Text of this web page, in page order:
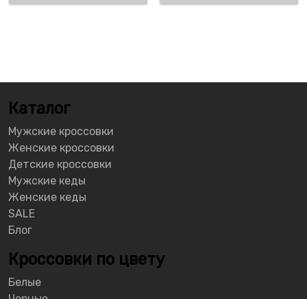
Каталог
Мужские кроссовки
Женские кроссовки
Детские кроссовки
Мужские кеды
Женские кеды
SALE
Блог
Кроссовки по цвету
Белые